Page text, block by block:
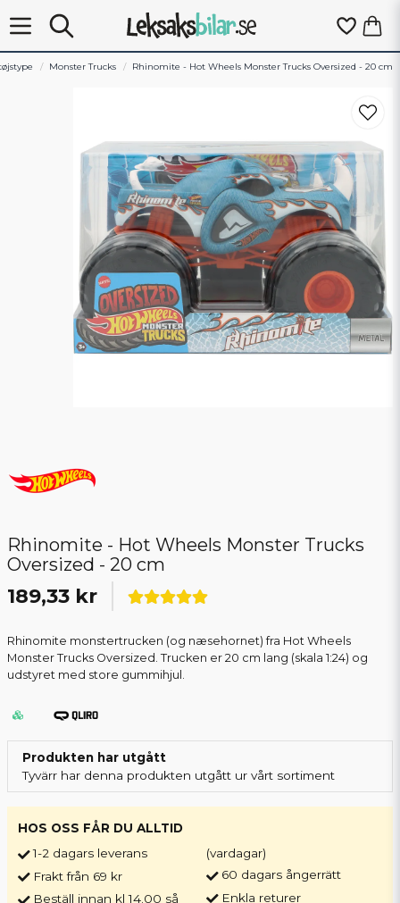
Monster Trucks Rhinomite - Hot Wheels Monster Trucks Oversized - 20 cm
Rhinomite - Hot Wheels Monster Trucks
Oversized - 20 cm
189,33 kr
Rhinomite monstertrucken (og næsehornet) fra Hot Wheels
Monster Trucks Oversized. Trucken er 20 cm lang (skala 1:24) og
udstyret med store gummihjul.
Produkten har utgått
Tyvärr har denna produkten utgått ur vårt sortiment
HOS OSS FÅR DU ALLTID
1-2 dagars leverans
Frakt från 69 kr
Beställ innan kl 14.00 så
(vardagar)
60 dagars ångerrätt
Enkla returer